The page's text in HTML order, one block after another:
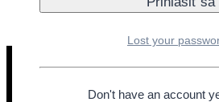
Lost your
Don't have an account